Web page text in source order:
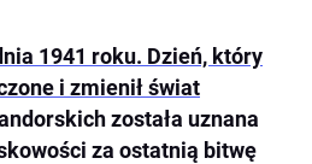
1941 roku. Dzień, który
i zmienił świat
została uznana
za ostatnią bitwę